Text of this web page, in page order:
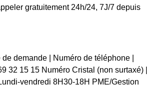
gratuitement 24h/24, 7J/7 depuis
demande | Numéro de téléphone |
32 15 15 Numéro Cristal (non surtaxé) |
vendredi 8H30-18H PME/Gestion